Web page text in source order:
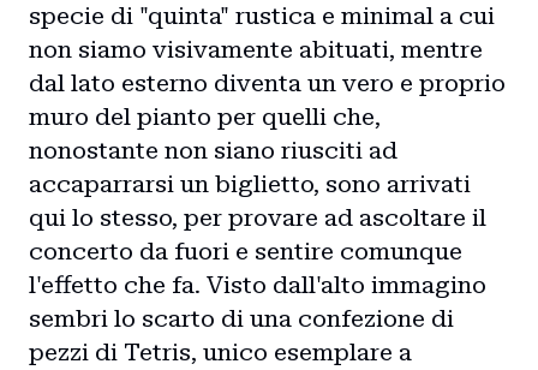
specie di "quinta" rustica e minimal a cui
non siamo visivamente abituati, mentre
dal lato esterno diventa un vero e proprio
muro del pianto per quelli che,
nonostante non siano riusciti ad
accaparrarsi un biglietto, sono arrivati
qui lo stesso, per provare ad ascoltare il
concerto da fuori e sentire comunque
l'effetto che fa. Visto dall'alto immagino
sembri lo scarto di una confezione di
pezzi di Tetris, unico esemplare a